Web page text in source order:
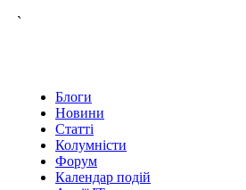
`
Блоги
Новини
Статті
Колумністи
Форум
Календар подій